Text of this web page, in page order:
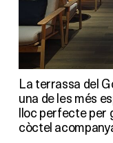
La terrassa del
una de les més
lloc perfecte per
còctel